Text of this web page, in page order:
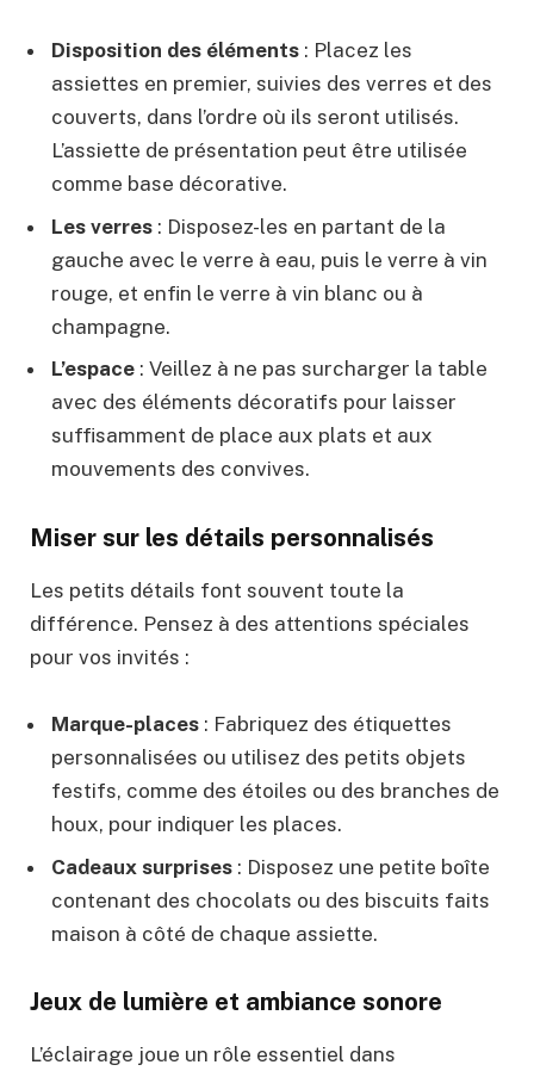
Disposition des éléments : Placez les
assiettes en premier, suivies des verres et des
couverts, dans l’ordre où ils seront utilisés.
L’assiette de présentation peut être utilisée
comme base décorative.
Les verres : Disposez-les en partant de la
gauche avec le verre à eau, puis le verre à vin
rouge, et enfin le verre à vin blanc ou à
champagne.
L’espace : Veillez à ne pas surcharger la table
avec des éléments décoratifs pour laisser
suffisamment de place aux plats et aux
mouvements des convives.
Miser sur les détails personnalisés
Les petits détails font souvent toute la
différence. Pensez à des attentions spéciales
pour vos invités :
Marque-places : Fabriquez des étiquettes
personnalisées ou utilisez des petits objets
festifs, comme des étoiles ou des branches de
houx, pour indiquer les places.
Cadeaux surprises : Disposez une petite boîte
contenant des chocolats ou des biscuits faits
maison à côté de chaque assiette.
Jeux de lumière et ambiance sonore
L’éclairage joue un rôle essentiel dans